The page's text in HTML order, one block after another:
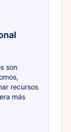
son
recursos
más